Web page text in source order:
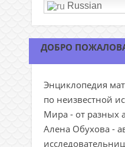
Russian
ДОБРО
Энциклопедия
по неизвестной
Мира - от разных
Алена Обухова -